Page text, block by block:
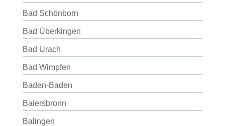
Bad Schönborn
Bad Überkingen
Bad Urach
Bad Wimpfen
Baden-Baden
Baiersbronn
Balingen